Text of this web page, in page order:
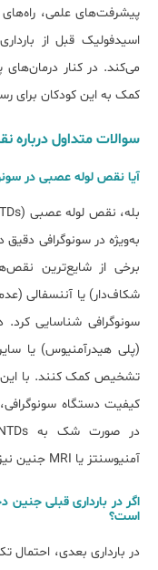
پیشرفت‌های علمی،
اسیدفولیک قبل از
می‌کند. در کنار
کمک به این کودکان برای
سوالات متداول
آیا نقص لوله عصبی در
برخی از شایع‌ترین
شکاف‌دار) یا آننسفالی
سونوگرافی شناسایی کرد.
(پلی هیدرآمنیوس) یا
تشخیص کمک کنند. با
کیفیت دستگاه
آمنیوسنتز یا MRI جنین نیز توصیه شود.
اگر در بارداری قبلی جنین
است؟